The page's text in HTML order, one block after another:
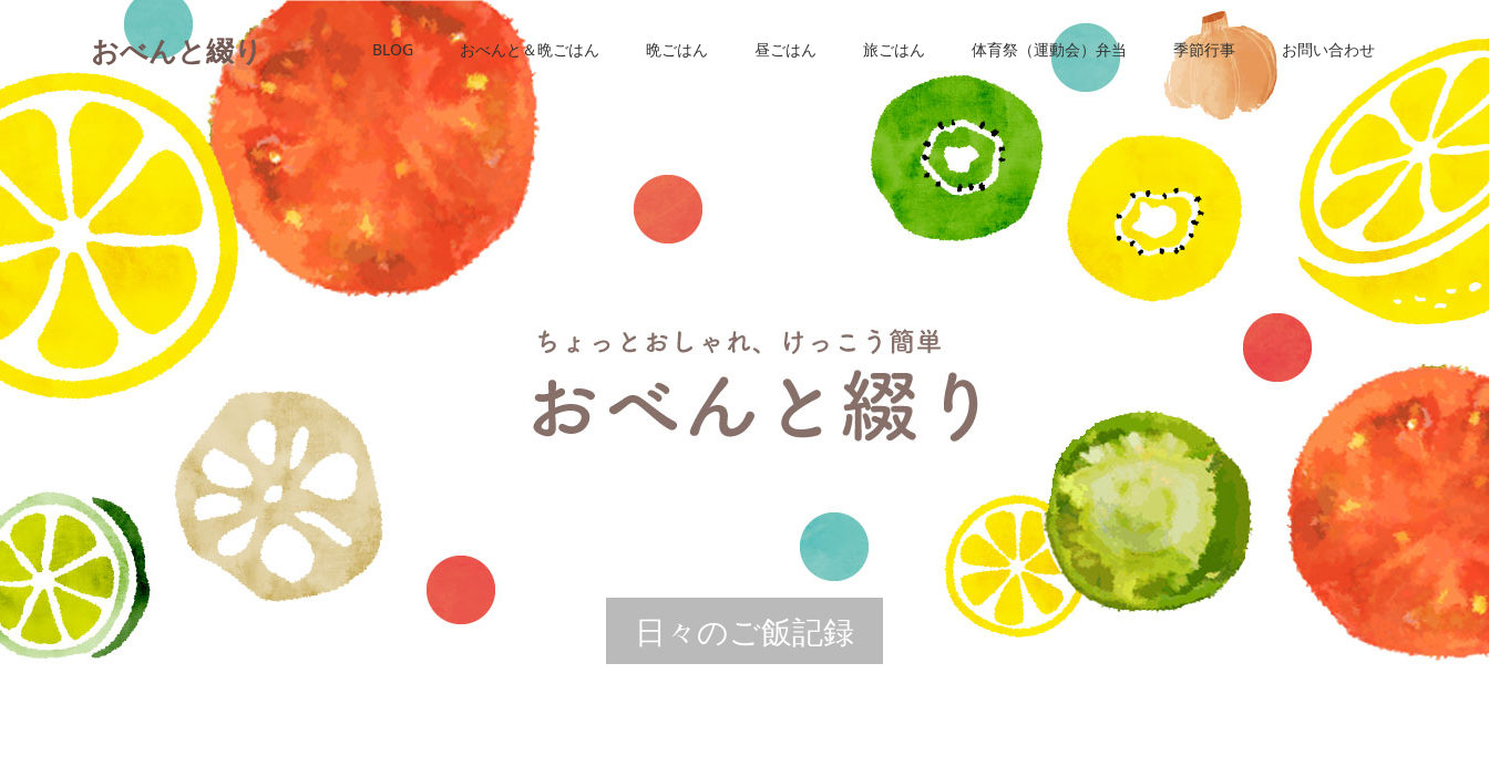
おべんと綴り BLOG おべんと＆晩ごはん 晩ごはん 昼ごはん 旅ごはん 体育祭（運動会）弁当 季節行事 お問い合わせ
日々のご飯記録